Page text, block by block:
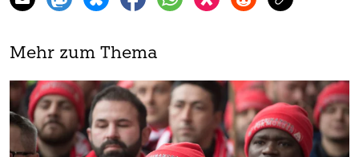
Mehr zum Thema